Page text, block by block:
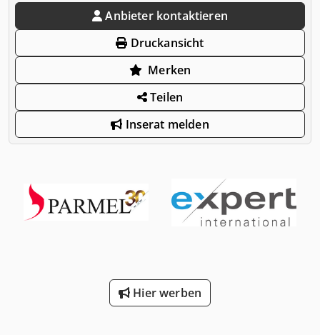
Anbieter kontaktieren
Druckansicht
Merken
Teilen
Inserat melden
Hier werben